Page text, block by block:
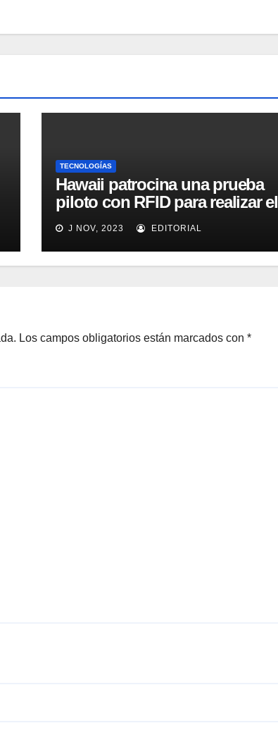
TECNOLOGÍAS
Hawaii patrocina una prueba
piloto con RFID para realizar el
seguimiento y control de
alimentos
J NOV, 2023 EDITORIAL
Los campos obligatorios están marcados con *